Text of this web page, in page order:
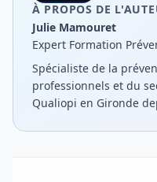
À PROPOS DE
Julie Mamouret
Expert Formation
Spécialiste de la
professionnels et du
Qualiopi en Gironde